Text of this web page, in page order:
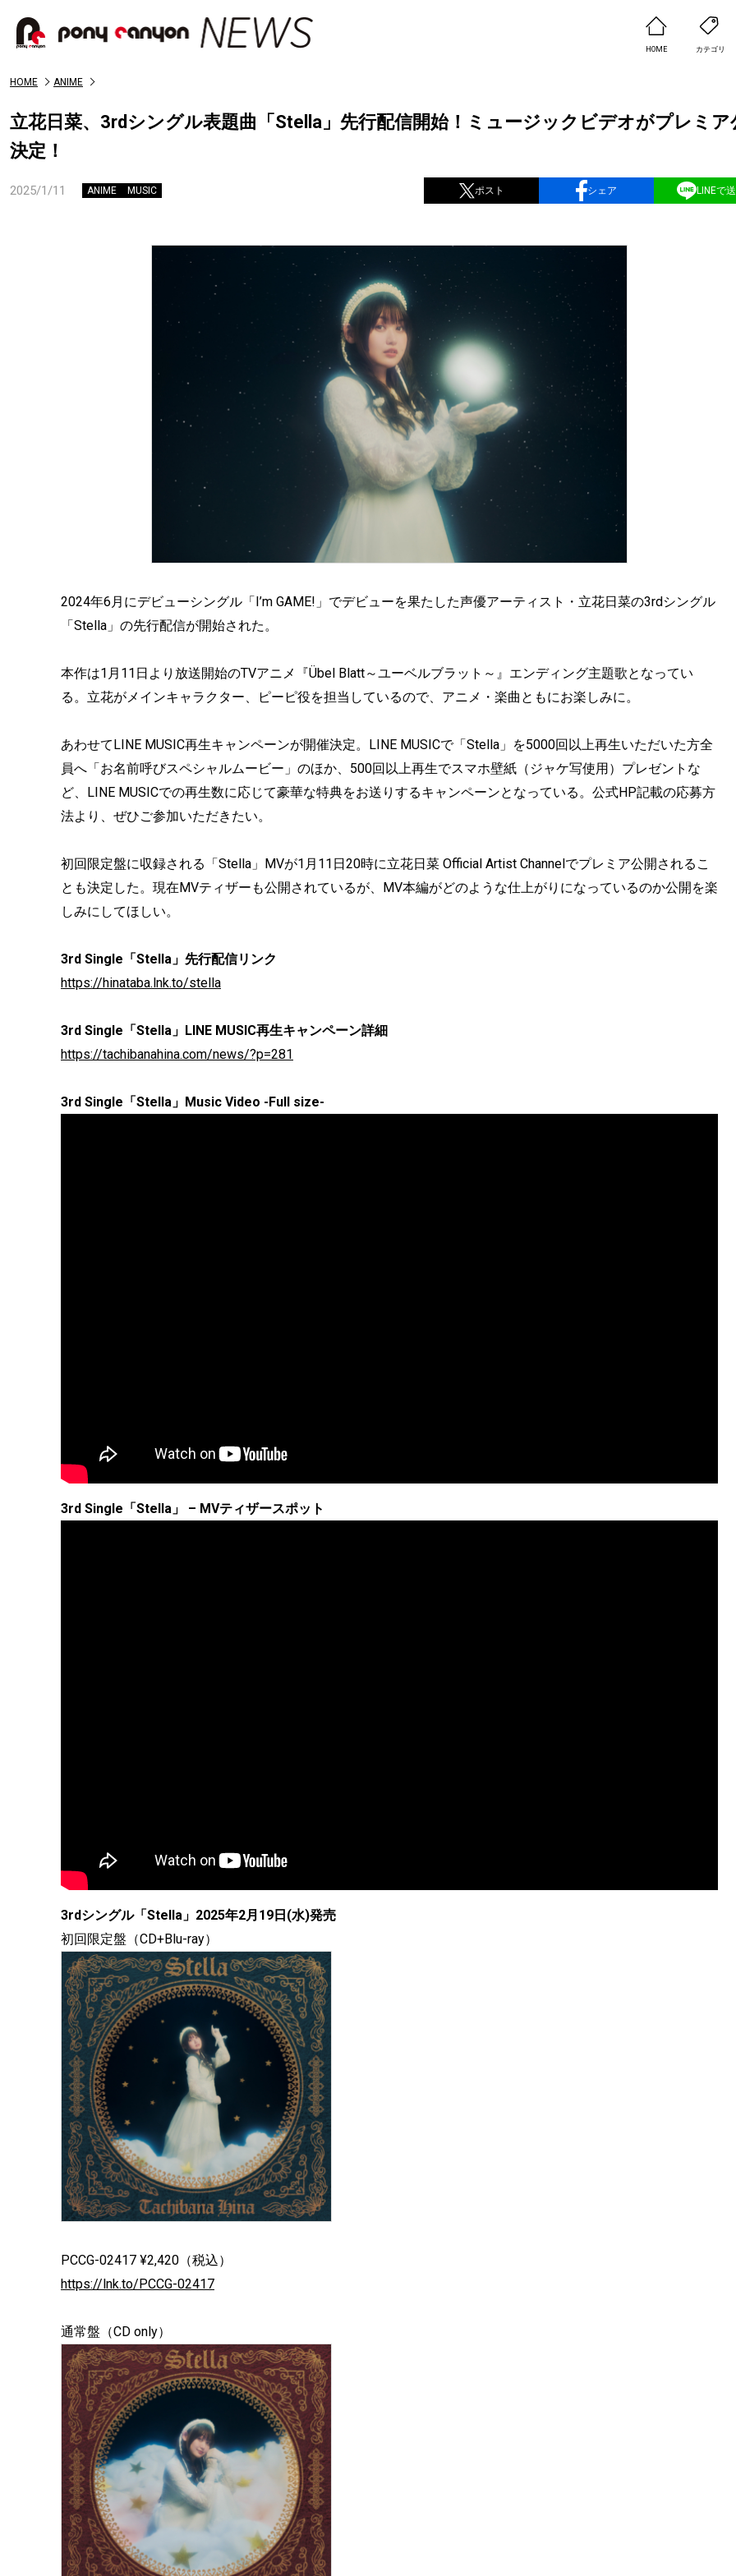
HOME カテゴリ
HOME ANIME
立花日菜、3rdシングル表題曲「Stella」先行配信開始！ミュージックビデオがプレミア
決定！
2025/1/11 ANIME MUSIC ポスト シェア LINEで
2024年6月にデビューシングル「I’m GAME!」でデビューを果たした声優アーティスト・立花日菜の3rdシングル
「Stella」の先行配信が開始された。
本作は1月11日より放送開始のTVアニメ『Übel Blatt～ユーベルブラット～』エンディング主題歌となってい
る。立花がメインキャラクター、ピーピ役を担当しているので、アニメ・楽曲ともにお楽しみに。
あわせてLINE MUSIC再生キャンペーンが開催決定。LINE MUSICで「Stella」を5000回以上再生いただいた方全
員へ「お名前呼びスペシャルムービー」のほか、500回以上再生でスマホ壁紙（ジャケ写使用）プレゼントな
ど、LINE MUSICでの再生数に応じて豪華な特典をお送りするキャンペーンとなっている。公式HP記載の応募方
法より、ぜひご参加いただきたい。
初回限定盤に収録される「Stella」MVが1月11日20時に立花日菜 Official Artist Channelでプレミア公開されるこ
とも決定した。現在MVティザーも公開されているが、MV本編がどのような仕上がりになっているのか公開を楽
しみにしてほしい。
3rd Single「Stella」先行配信リンク
https://hinataba.lnk.to/stella
3rd Single「Stella」LINE MUSIC再生キャンペーン詳細
https://tachibanahina.com/news/?p=281
3rd Single「Stella」Music Video -Full size-
3rd Single「Stella」 – MVティザースポット
3rdシングル「Stella」2025年2月19日(水)発売
初回限定盤（CD+Blu-ray）
PCCG-02417 ¥2,420（税込）
https://lnk.to/PCCG-02417
通常盤（CD only）